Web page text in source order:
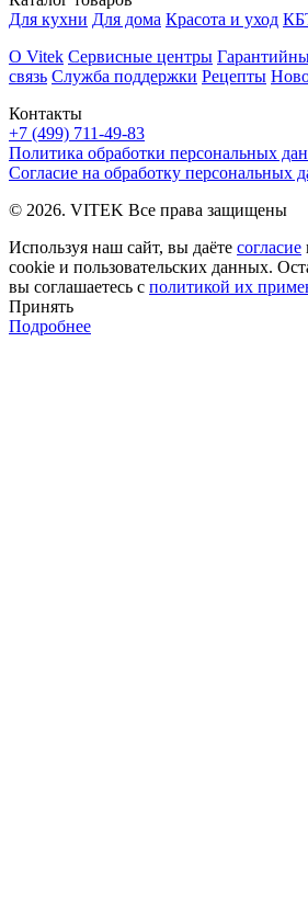
Контакты
+7 (499) 711-49-83
Для кухни Для дома Красота и уход
О Vitek Сервисные центры
связь Служба поддержки Рецепты
Политика обработки персональных
Согласие на обработку персональных
© 2026. VITEK Все права защищены
Используя наш сайт, вы даёте согласие
cookie и пользовательских данных.
вы соглашаетесь с политикой их
Принять
Подробнее